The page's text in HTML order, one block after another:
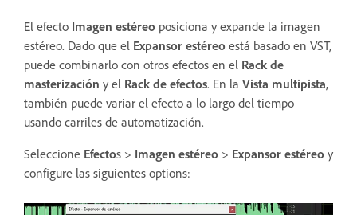
El efecto Imagen estéreo posiciona y expande la imagen
estéreo. Dado que el Expansor estéreo está basado en VST,
puede combinarlo con otros efectos en el Rack de
masterización y el Rack de efectos. En la Vista multipista,
también puede variar el efecto a lo largo del tiempo
usando carriles de automatización.
Seleccione Efectos > Imagen estéreo > Expansor estéreo y
configure las siguientes options: